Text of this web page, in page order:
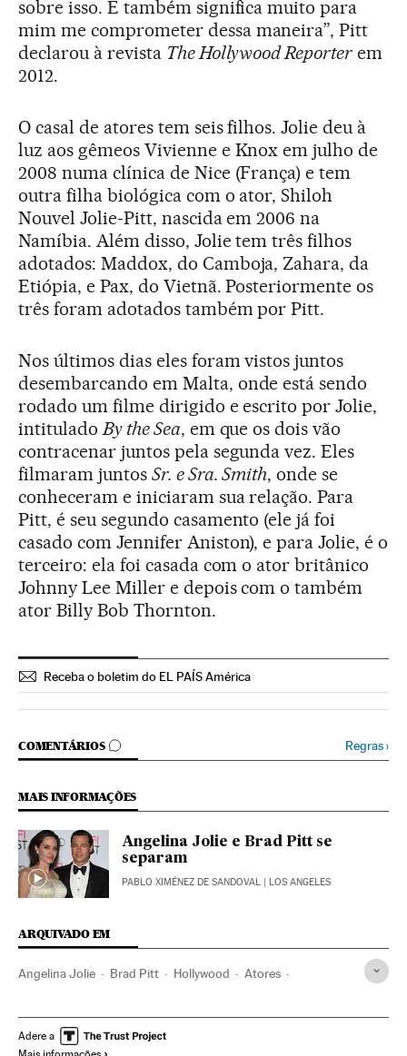
sobre isso. E também significa muito para
mim me comprometer dessa maneira”, Pitt
declarou à revista The Hollywood Reporter em
2012.
O casal de atores tem seis filhos. Jolie deu à
luz aos gêmeos Vivienne e Knox em julho de
2008 numa clínica de Nice (França) e tem
outra filha biológica com o ator, Shiloh
Nouvel Jolie-Pitt, nascida em 2006 na
Namíbia. Além disso, Jolie tem três filhos
adotados: Maddox, do Camboja, Zahara, da
Etiópia, e Pax, do Vietnã. Posteriormente os
três foram adotados também por Pitt.
Nos últimos dias eles foram vistos juntos
desembarcando em Malta, onde está sendo
rodado um filme dirigido e escrito por Jolie,
intitulado By the Sea, em que os dois vão
contracenar juntos pela segunda vez. Eles
filmaram juntos Sr. e Sra. Smith, onde se
conheceram e iniciaram sua relação. Para
Pitt, é seu segundo casamento (ele já foi
casado com Jennifer Aniston), e para Jolie, é o
terceiro: ela foi casada com o ator britânico
Johnny Lee Miller e depois com o também
ator Billy Bob Thornton.
Receba o boletim do EL PAÍS América
COMENTÁRIOS
COMENTÁRIOS Regras›
MAIS INFORMAÇÕES
Angelina Jolie e Brad Pitt se
separam
PABLO XIMÉNEZ DE SANDOVAL | LOS ANGELES
ARQUIVADO EM
Angelina Jolie Brad Pitt Hollywood Atores
Indústria Cinematográfica
Adere a